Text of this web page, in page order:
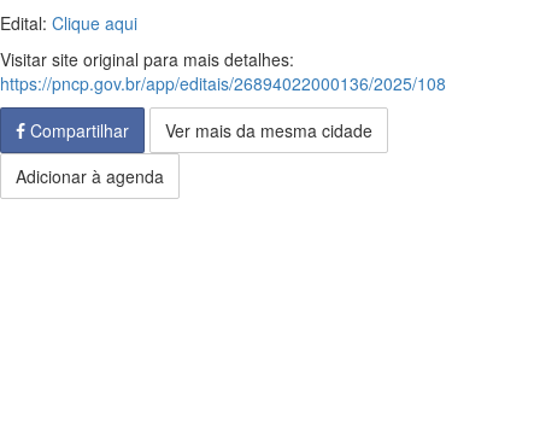
Edital: Clique aqui
Visitar site original para mais detalhes:
https://pncp.gov.br/app/editais/26894022000136/2025/108
Compartilhar
Ver mais da mesma cidade
Adicionar à agenda